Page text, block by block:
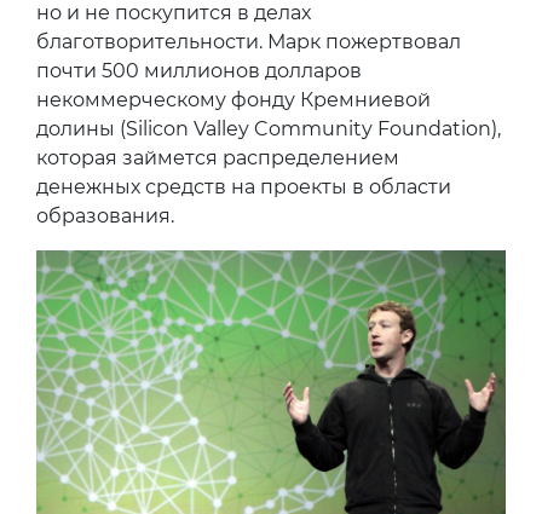
но и не поскупится в делах
благотворительности. Марк пожертвовал
почти 500 миллионов долларов
некоммерческому фонду Кремниевой
долины (Silicon Valley Community Foundation),
которая займется распределением
денежных средств на проекты в области
образования.